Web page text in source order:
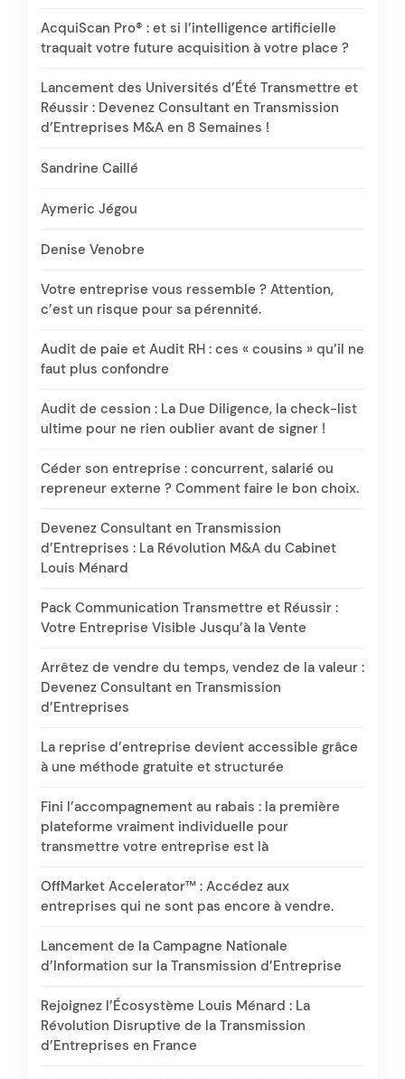
AcquiScan Pro® : et si l’intelligence artificielle
traquait votre future acquisition à votre place ?
Lancement des Universités d’Été Transmettre et
Réussir : Devenez Consultant en Transmission
d’Entreprises M&A en 8 Semaines !
Sandrine Caillé
Aymeric Jégou
Denise Venobre
Votre entreprise vous ressemble ? Attention,
c’est un risque pour sa pérennité.
Audit de paie et Audit RH : ces « cousins » qu’il ne
faut plus confondre
Audit de cession : La Due Diligence, la check-list
ultime pour ne rien oublier avant de signer !
Céder son entreprise : concurrent, salarié ou
repreneur externe ? Comment faire le bon choix.
Devenez Consultant en Transmission
d’Entreprises : La Révolution M&A du Cabinet
Louis Ménard
Pack Communication Transmettre et Réussir :
Votre Entreprise Visible Jusqu’à la Vente
Arrêtez de vendre du temps, vendez de la valeur :
Devenez Consultant en Transmission
d’Entreprises
La reprise d’entreprise devient accessible grâce
à une méthode gratuite et structurée
Fini l’accompagnement au rabais : la première
plateforme vraiment individuelle pour
transmettre votre entreprise est là
OffMarket Accelerator™ : Accédez aux
entreprises qui ne sont pas encore à vendre.
Lancement de la Campagne Nationale
d’Information sur la Transmission d’Entreprise
Rejoignez l’Écosystème Louis Ménard : La
Révolution Disruptive de la Transmission
d’Entreprises en France